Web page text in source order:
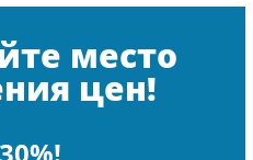
место
цен!